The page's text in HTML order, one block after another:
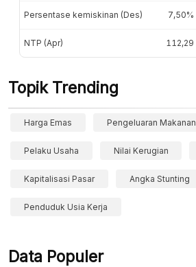
Persentase kemiskinan (Des) 7,50%
NTP (Apr) 112,29
Topik Trending
Harga Emas Pengeluaran Makanan
Pelaku Usaha Nilai Kerugian
Kapitalisasi Pasar Angka Stunting
Penduduk Usia Kerja
Data Populer